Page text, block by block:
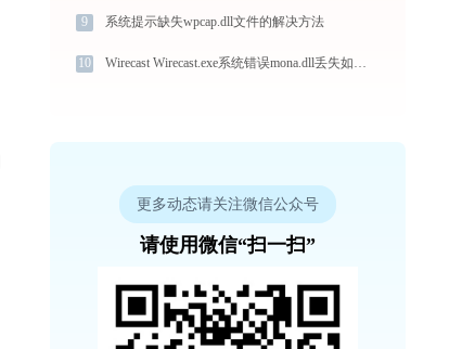
9 系统提示缺失wpcap.dll文件的解决方法
10 Wirecast Wirecast.exe系统错误mona.dll丢失如何解决
更多动态请关注微信公众号
请使用微信“扫一扫”